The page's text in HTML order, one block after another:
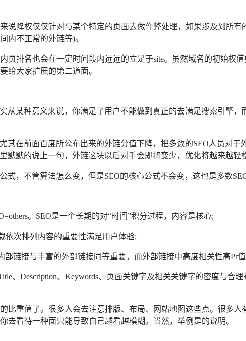
说降权仅仅针对与某个特定的页面去做作弊处理，如果涉及到所
内不正常的外链等)。
页排名也会在一定时间段内远远的立足于site。虽然域名的初始权
给大家扩展的第二道面。
从某种意义来说，你满足了用户不能做到真正的去满足搜索引擎
其在前面百度所公布出来的外链分值下降，把多数的SEO人员对
默默的说上一句，外链这块以后对手会即将变少，优化将越来越轻
，不管算法怎么变，但是SEO的核心公式不会变，这也是多数
。SEO是一个长期的对“时间”积分过程，内容是核心;
次排列内容的重要性满足用户体验;
链接与丰富的外部链接同等重要，而外部链接中高度相关性高Pr
、Description、Keywords、页面关键字及相关关键字的密度与
比重值了。很多人会去注意排版、布局、网站地图这些点。很多
看待一种面只能导致自己越看越模糊。当然，举例是的说明。